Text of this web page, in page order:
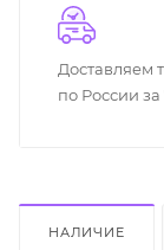
Доставляем
по России за
НАЛИЧИЕ